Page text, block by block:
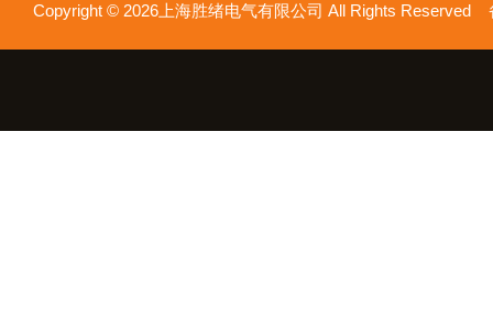
Copyright © 2026上海胜绪电气有限公司 All Rights Reserved